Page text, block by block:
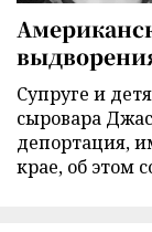
Супруге и
сыровара
депортация,
крае, об этом